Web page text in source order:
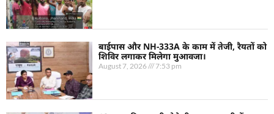
बाईपास और NH-333A के काम में तेजी, रैयतों को
शिविर लगाकर मिलेगा मुआवजा।
August 7, 2026 7:53 pm